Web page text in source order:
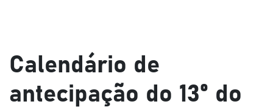
Calendário de
antecipação do 13º do